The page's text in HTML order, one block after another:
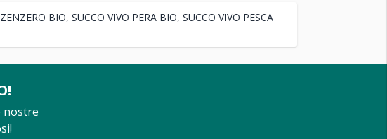
BIO, SUCCO VIVO PERA BIO, SUCCO VIVO PESCA
nostre